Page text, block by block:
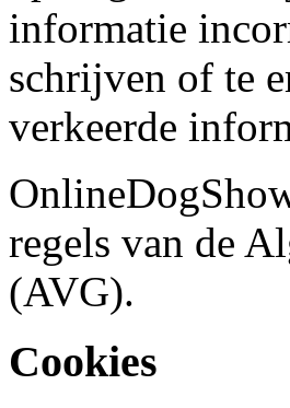
informatie
schrijven of te
verkeerde
regels van de
(AVG).
Cookies